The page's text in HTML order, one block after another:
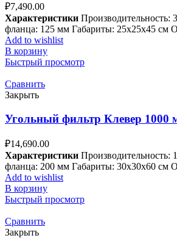
₽7,490.00
Характеристики Производительность:
фланца: 125 мм Габариты: 25x25x45 см
Add to wishlist
В корзину
Быстрый просмотр
Сравнить
Закрыть
Угольный фильтр Клевер 1000
₽14,690.00
Характеристики Производительность:
фланца: 200 мм Габариты: 30x30x60 см
Add to wishlist
В корзину
Быстрый просмотр
Сравнить
Закрыть